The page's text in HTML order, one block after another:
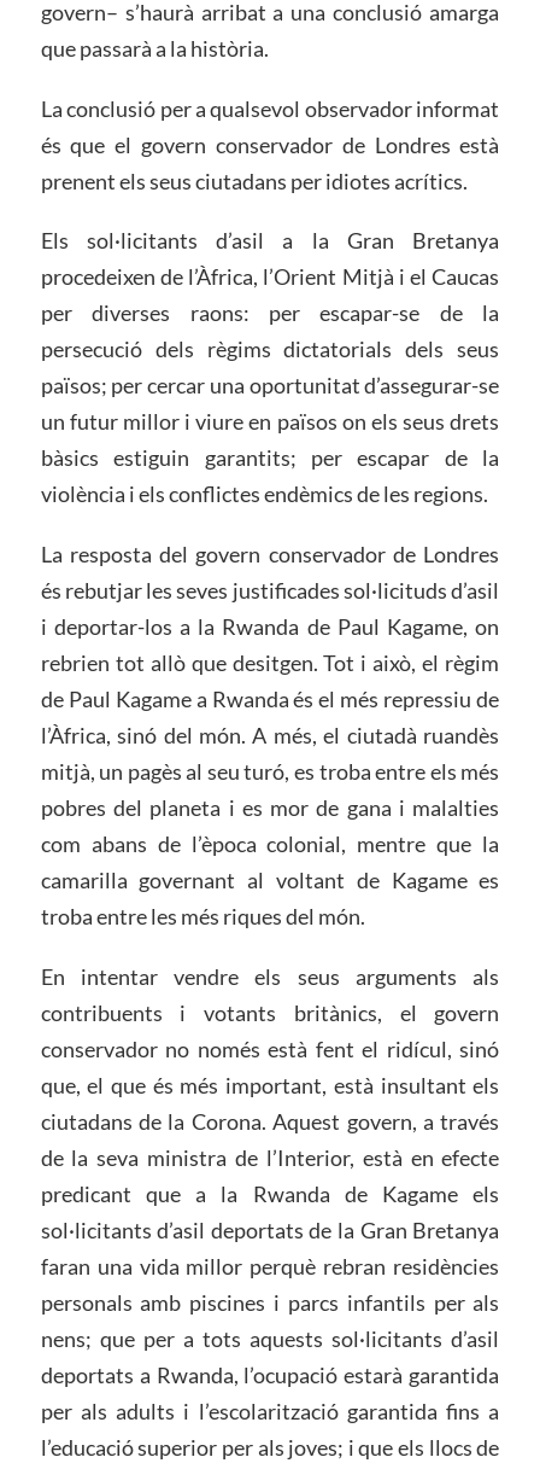
govern– s’haurà arribat a una conclusió amarga
que passarà a la història.
La conclusió per a qualsevol observador informat
és que el govern conservador de Londres està
prenent els seus ciutadans per idiotes acrítics.
Els sol·licitants d’asil a la Gran Bretanya
procedeixen de l’Àfrica, l’Orient Mitjà i el Caucas
per diverses raons: per escapar-se de la
persecució dels règims dictatorials dels seus
països; per cercar una oportunitat d’assegurar-se
un futur millor i viure en països on els seus drets
bàsics estiguin garantits; per escapar de la
violència i els conflictes endèmics de les regions.
La resposta del govern conservador de Londres
és rebutjar les seves justificades sol·licituds d’asil
i deportar-los a la Rwanda de Paul Kagame, on
rebrien tot allò que desitgen. Tot i això, el règim
de Paul Kagame a Rwanda és el més repressiu de
l’Àfrica, sinó del món. A més, el ciutadà ruandès
mitjà, un pagès al seu turó, es troba entre els més
pobres del planeta i es mor de gana i malalties
com abans de l’època colonial, mentre que la
camarilla governant al voltant de Kagame es
troba entre les més riques del món.
En intentar vendre els seus arguments als
contribuents i votants britànics, el govern
conservador no només està fent el ridícul, sinó
que, el que és més important, està insultant els
ciutadans de la Corona. Aquest govern, a través
de la seva ministra de l’Interior, està en efecte
predicant que a la Rwanda de Kagame els
sol·licitants d’asil deportats de la Gran Bretanya
faran una vida millor perquè rebran residències
personals amb piscines i parcs infantils per als
nens; que per a tots aquests sol·licitants d’asil
deportats a Rwanda, l’ocupació estarà garantida
per als adults i l’escolarització garantida fins a
l’educació superior per als joves; i que els llocs de